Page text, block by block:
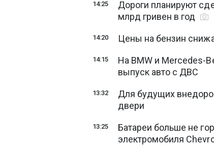
14:25
Дороги планируют
млрд гривен в год
14:20 Цены на бензин
14:15
На BMW и Mercedes-
выпуск авто с ДВС
13:32
Для будущих
двери
13:25
Батареи больше не
электромобиля